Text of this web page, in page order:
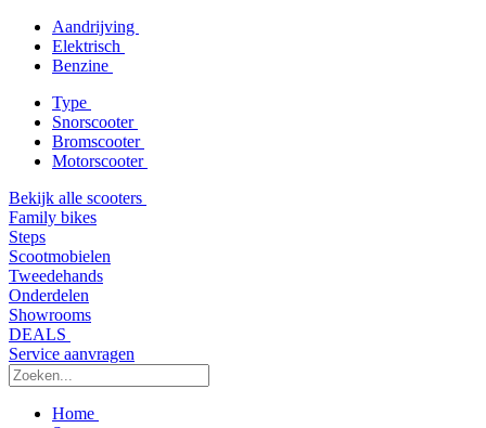
Aandrijving
Elektrisch
Benzine
Type
Snorscooter
Bromscooter
Motorscooter
Bekijk alle scooters
Family bikes
Steps
Scootmobielen
Tweedehands
Onderdelen
Showrooms
DEALS
Service aanvragen
Home